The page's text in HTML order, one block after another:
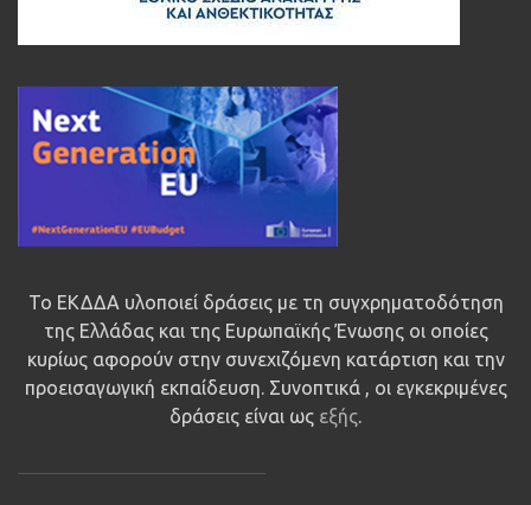
Το ΕΚΔΔΑ υλοποιεί δράσεις με τη συγχρηματοδότηση
της Ελλάδας και της Ευρωπαϊκής Ένωσης οι οποίες
κυρίως αφορούν στην συνεχιζόμενη κατάρτιση και την
προεισαγωγική εκπαίδευση. Συνοπτικά , οι εγκεκριμένες
δράσεις είναι ως εξής.